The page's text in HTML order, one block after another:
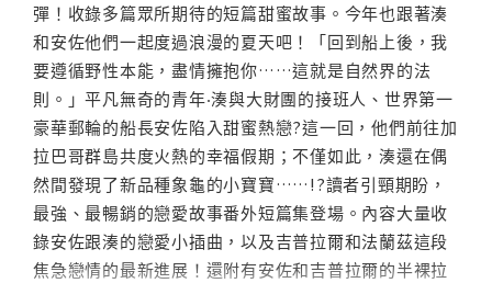
彈！收錄多篇眾所期待的短篇甜蜜故事。今年也跟著湊
和安佐他們一起度過浪漫的夏天吧！「回到船上後，我
要遵循野性本能，盡情擁抱你……這就是自然界的法
則。」平凡無奇的青年‧湊與大財團的接班人、世界第一
豪華郵輪的船長安佐陷入甜蜜熱戀?這一回，他們前往加
拉巴哥群島共度火熱的幸福假期；不僅如此，湊還在偶
然間發現了新品種象龜的小寶寶……!?讀者引頸期盼，
最強、最暢銷的戀愛故事番外短篇集登場。內容大量收
錄安佐跟湊的戀愛小插曲，以及吉普拉爾和法蘭茲這段
焦急戀情的最新進展！還附有安佐和吉普拉爾的半裸拉